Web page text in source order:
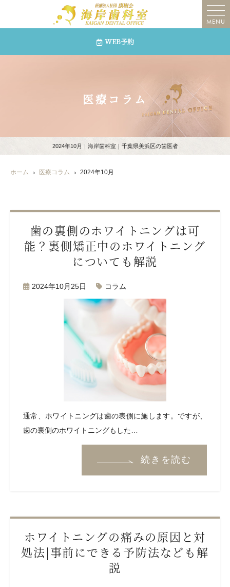
MENU
医療コラム
2024年10月｜海岸歯科室｜千葉県美浜区の歯医者
WEB予約
ホーム 医療コラム 2024年10月
歯の裏側のホワイトニングは可
能？裏側矯正中のホワイトニング
についても解説
2024年10月25日 コラム
通常、ホワイトニングは歯の表側に施します。ですが、
歯の裏側のホワイトニングもした…
続きを読む
ホワイトニングの痛みの原因と対
処法|事前にできる予防法なども解
説